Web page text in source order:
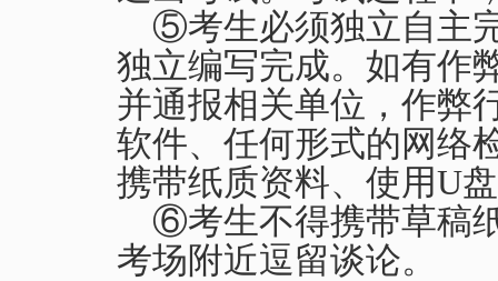
⑤考生必须独立自主
独立编写完成。如有作
并通报相关单位，作弊
软件、任何形式的网络
携带纸质资料、使用U
⑥考生不得携带草稿
考场附近逗留谈论。